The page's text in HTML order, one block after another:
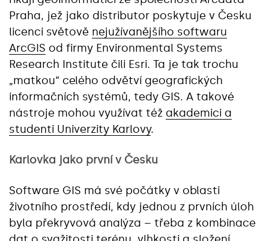
Praha, jež jako distributor poskytuje v Česku
licenci světově nejužívanějšího softwaru
ArcGIS od firmy Environmental Systems
Research Institute čili Esri. Ta je tak trochu
„matkou“ celého odvětví geografických
informačních systémů, tedy GIS. A takové
nástroje mohou využívat též akademici a
studenti Univerzity Karlovy.
Karlovka jako první v Česku
Software GIS má své počátky v oblasti
životního prostředí, kdy jednou z prvních úloh
byla překryvová analýza – třeba z kombinace